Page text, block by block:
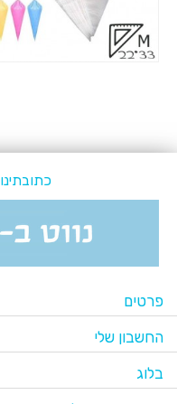
כתובתינו
פרטים
החשבון שלי
בלוג